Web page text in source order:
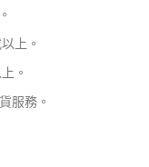
上。
。
服務。